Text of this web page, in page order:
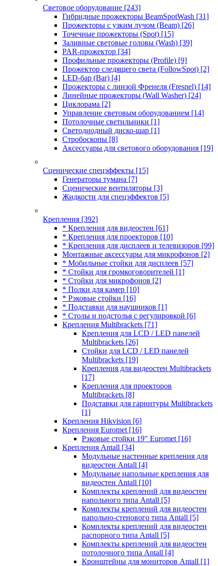
Световое оборудование [243]
Гибридные прожекторы BeamSpotWash [31]
Прожекторы с узким лучом (Beam) [26]
Точечные прожекторы (Spot) [15]
Заливные световые головы (Wash) [39]
PAR-прожектор [34]
Профильные прожекторы (Profile) [9]
Прожектор следящего света (FollowSpot) [2]
LED-бар (Bar) [4]
Прожекторы с линзой Френеля (Fresnel) [14]
Линейные прожекторы (Wall Washer) [24]
Циклорама [2]
Управление световым оборудованием [14]
Потолочные светильники [1]
Светодиодный диско-шар [1]
Стробоскопы [8]
Аксессуары для светового оборудования [19]
Сценические спецэффекты [15]
Генераторы тумана [7]
Сценические вентиляторы [3]
Жидкости для спецэффектов [5]
Крепления [392]
* Крепления для видеостен [61]
* Крепления для проекторов [10]
* Крепления для дисплеев и телевизоров [99]
Монтажные аксессуары для микрофонов [2]
* Мобильные стойки для дисплеев [57]
* Стойки для громкоговорителей [1]
* Стойки для микрофонов [2]
* Полки для камер [10]
* Рэковые стойки [16]
* Подставки для наушников [1]
* Столы и подстолья с регулировкой [6]
Крепления Multibrackets [71]
Крепления для LCD / LED панелей
Multibrackets [26]
Стойки для LCD / LED панелей
Multibrackets [19]
Крепления для видеостен Multibrackets
[17]
Крепления для проекторов
Multibrackets [8]
Подставки для гарнитуры Multibrackets
[1]
Крепления Hikvision [6]
Крепления Euromet [16]
Рэковые стойки 19" Euromet [16]
Крепления Antall [34]
Модульные настенные крепления для
видеостен Antall [4]
Модульные напольные крепления для
видеостен Antall [10]
Комплекты креплений для видеостен
напольного типа Antall [5]
Комплекты креплений для видеостен
напольно-стенового типа Antall [5]
Комплекты креплений для видеостен
распорного типа Antall [5]
Комплекты креплений для видеостен
потолочного типа Antall [4]
Кронштейны для мониторов Antall [1]